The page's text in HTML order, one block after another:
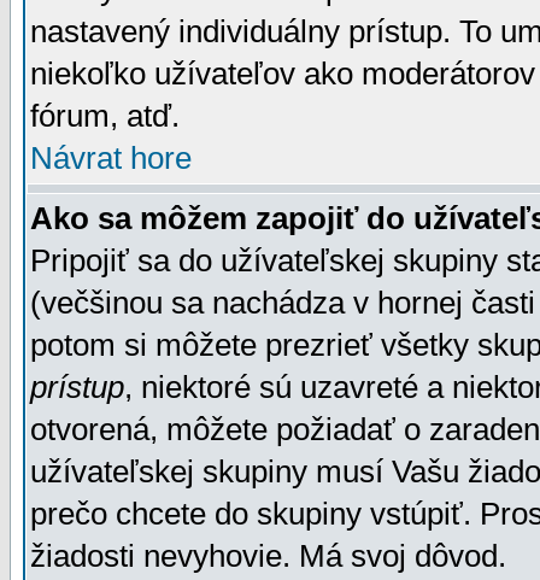
nastavený individuálny prístup. To
niekoľko užívateľov ako
fórum, atď.
Návrat hore
Ako sa môžem zapojiť do
Pripojiť sa do užívateľskej skupiny
(večšinou sa nachádza v hornej
potom si môžete prezrieť všetky
prístup, niektoré sú uzavreté a
otvorená, môžete požiadať o
užívateľskej skupiny musí Vašu
prečo chcete do skupiny vstúpiť.
žiadosti nevyhovie. Má svoj dôvod.